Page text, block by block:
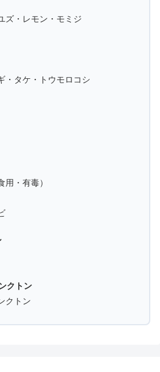
ズ・レモン・モミジ
・タケ・トウモロコシ
用・有毒）
クトン
クトン